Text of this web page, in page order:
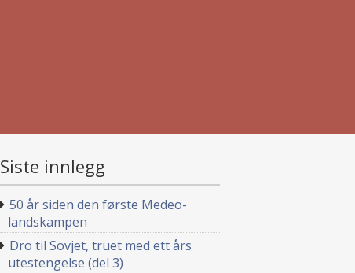
Siste innlegg
50 år siden den første Medeo-
landskampen
Dro til Sovjet, truet med ett års
utestengelse (del 3)